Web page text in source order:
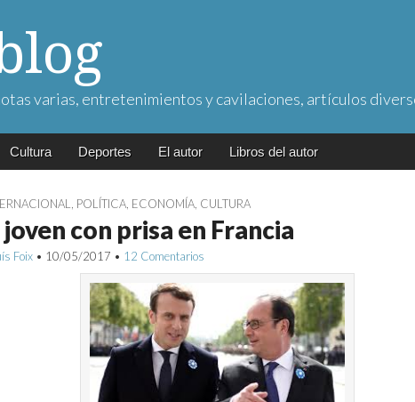
varias, entretenimientos y cavilaciones, artículos
Cultura Deportes El autor Libros del autor
POLÍTICA ECONOMÍA CULTURA
joven con prisa en Francia
Foix • 10/05/2017 • 12 Comentarios